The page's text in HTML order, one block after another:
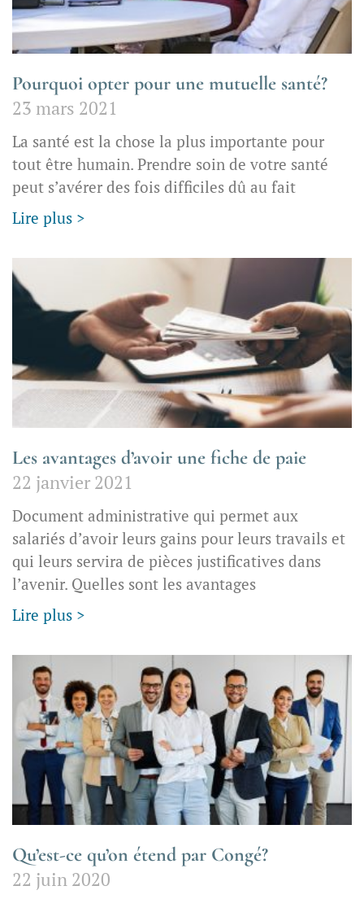
Pourquoi opter pour une mutuelle santé?
23 mars 2021
La santé est la chose la plus importante pour
tout être humain. Prendre soin de votre santé
peut s’avérer des fois difficiles dû au fait
Lire plus >
Les avantages d’avoir une fiche de paie
22 janvier 2021
Document administrative qui permet aux
salariés d’avoir leurs gains pour leurs travails et
qui leurs servira de pièces justificatives dans
l’avenir. Quelles sont les avantages
Lire plus >
Qu’est-ce qu’on étend par Congé?
22 juin 2020